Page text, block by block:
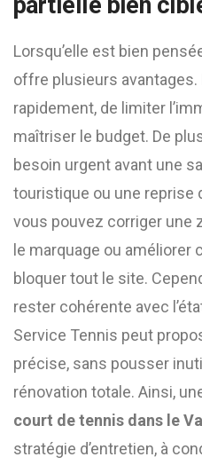
Lorsqu’elle est bien
offre plusieurs avantages.
rapidement, de limiter
maîtriser le budget. De
besoin urgent avant une
touristique ou une reprise
vous pouvez corriger une
le marquage ou améliorer
bloquer tout le site.
rester cohérente avec
Service Tennis peut
précise, sans pousser
rénovation totale. Ainsi,
court de tennis dans le
stratégie d’entretien, à